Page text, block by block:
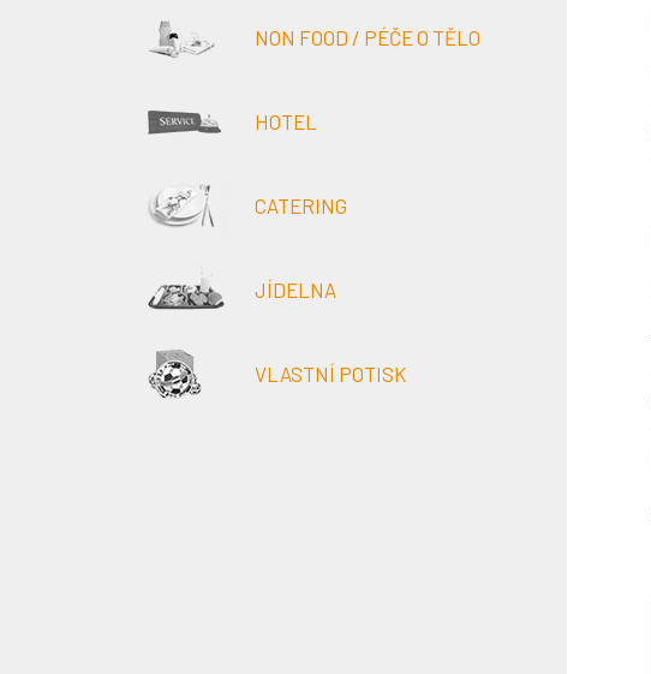
NON FOOD / PÉČE O TĚLO
HOTEL
CATERING
JÍDELNA
VLASTNÍ POTISK